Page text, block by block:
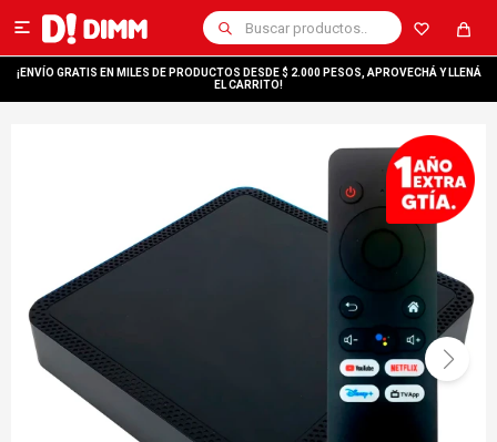

¡ENVÍO GRATIS EN MILES DE PRODUCTOS DESDE $ 2.000 PESOS, APROVECHÁ Y LLENÁ
EL CARRITO!